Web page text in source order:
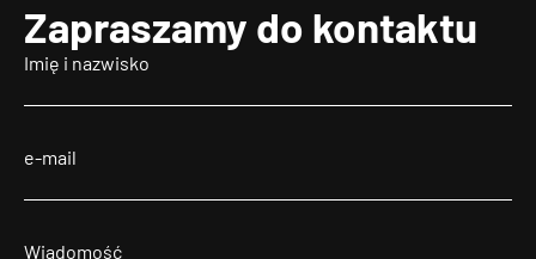
Zapraszamy do kontaktu